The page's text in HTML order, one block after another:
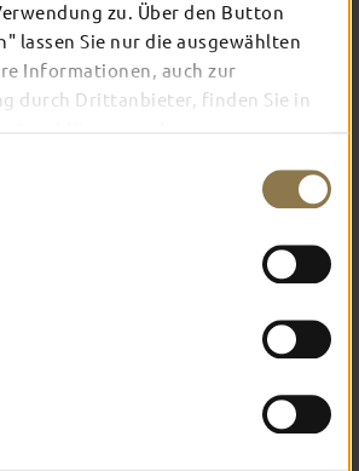
zu. Über den Button
lassen Sie nur die ausgewählten
Informationen, auch zur
durch Drittanbieter, finden Sie in
Erlebnis-Stadtführung oder
hier aktuelle Veranstaltungen
in und um Fulda.